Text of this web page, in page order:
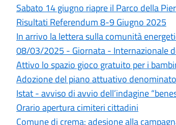
Sabato 14 giugno riapre il Parco della
Risultati Referendum 8-9 Giugno 2025
In arrivo la lettera sulla comunità
08/03/2025 - Giornata - Internazionale
Attivo lo spazio gioco gratuito per i
Adozione del piano attuativo
Istat - avviso di avvio dell’indagine
Orario apertura cimiteri cittadini
Comune di crema: adesione alla